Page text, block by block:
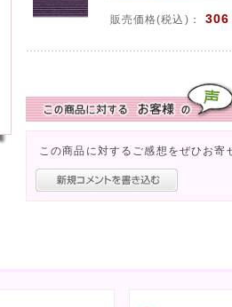
販売価格(税込)： 306
この商品に対するご感想をぜひお寄